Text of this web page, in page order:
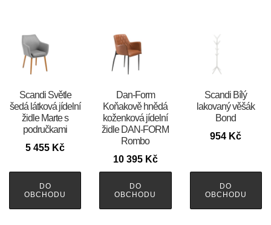
Scandi Světle
šedá látková jídelní
židle Marte s
područkami
5 455 Kč
DO
OBCHODU
​​​​​Dan-Form
Koňakově hnědá
koženková jídelní
židle DAN-FORM
Rombo
10 395 Kč
DO
OBCHODU
Scandi Bílý
lakovaný věšák
Bond
954 Kč
DO
OBCHODU